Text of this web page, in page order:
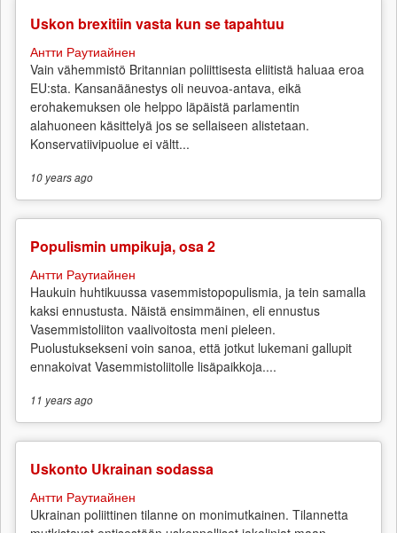
Uskon brexitiin vasta kun se tapahtuu
Антти Раутиайнен
Vain vähemmistö Britannian poliittisesta eliitistä haluaa eroa
EU:sta. Kansanäänestys oli neuvoa-antava, eikä
erohakemuksen ole helppo läpäistä parlamentin
alahuoneen käsittelyä jos se sellaiseen alistetaan.
Konservatiivipuolue ei vältt...
10 yearsago
Populismin umpikuja, osa 2
Антти Раутиайнен
Haukuin huhtikuussa vasemmistopopulismia, ja tein samalla
kaksi ennustusta. Näistä ensimmäinen, eli ennustus
Vasemmistoliiton vaalivoitosta meni pieleen.
Puolustuksekseni voin sanoa, että jotkut lukemani gallupit
ennakoivat Vasemmistoliitolle lisäpaikkoja....
11 yearsago
Uskonto Ukrainan sodassa
Антти Раутиайнен
Ukrainan poliittinen tilanne on monimutkainen. Tilannetta